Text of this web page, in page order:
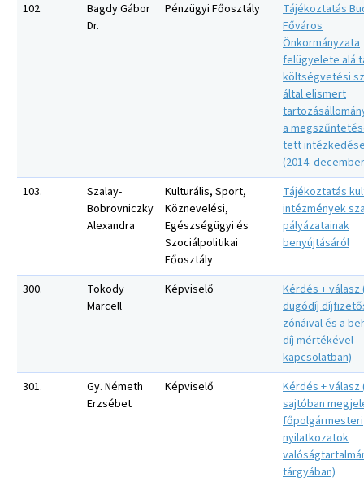
102.
Bagdy Gábor
Dr.
Pénzügyi Főosztály
Tájékoztatás
Főváros
Önkormányzata
felügyelete alá
költségvetési
által elismert
a
tett
(2014.
103.
Szalay-
Bobrovniczky
Alexandra
Kulturális, Sport,
Köznevelési,
Egészségügyi és
Szociálpolitikai
Főosztály
Tájékoztatás
intézmények
pályázatainak
benyújtásáról
300.
Tokody
Marcell
Képviselő
Kérdés + válasz
dugódíj
zónáival és a
díj mértékével
kapcsolatban)
301.
Gy. Németh
Erzsébet
Képviselő
Kérdés + válasz
sajtóban
főpolgármesteri
nyilatkozatok
tárgyában)